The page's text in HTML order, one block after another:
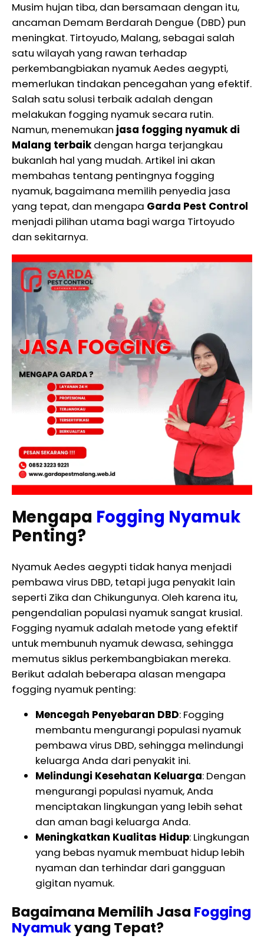
Musim hujan tiba, dan bersamaan dengan itu,
ancaman Demam Berdarah Dengue (DBD) pun
meningkat. Tirtoyudo, Malang, sebagai salah
satu wilayah yang rawan terhadap
perkembangbiakan nyamuk Aedes aegypti,
memerlukan tindakan pencegahan yang efektif.
Salah satu solusi terbaik adalah dengan
melakukan fogging nyamuk secara rutin.
Namun, menemukan jasa fogging nyamuk di
Malang terbaik dengan harga terjangkau
bukanlah hal yang mudah. Artikel ini akan
membahas tentang pentingnya fogging
nyamuk, bagaimana memilih penyedia jasa
yang tepat, dan mengapa Garda Pest Control
menjadi pilihan utama bagi warga Tirtoyudo
dan sekitarnya.
Mengapa Fogging Nyamuk
Penting?
Nyamuk Aedes aegypti tidak hanya menjadi
pembawa virus DBD, tetapi juga penyakit lain
seperti Zika dan Chikungunya. Oleh karena itu,
pengendalian populasi nyamuk sangat krusial.
Fogging nyamuk adalah metode yang efektif
untuk membunuh nyamuk dewasa, sehingga
memutus siklus perkembangbiakan mereka.
Berikut adalah beberapa alasan mengapa
fogging nyamuk penting:
Mencegah Penyebaran DBD: Fogging
membantu mengurangi populasi nyamuk
pembawa virus DBD, sehingga melindungi
keluarga Anda dari penyakit ini.
Melindungi Kesehatan Keluarga: Dengan
mengurangi populasi nyamuk, Anda
menciptakan lingkungan yang lebih sehat
dan aman bagi keluarga Anda.
Meningkatkan Kualitas Hidup: Lingkungan
yang bebas nyamuk membuat hidup lebih
nyaman dan terhindar dari gangguan
gigitan nyamuk.
Bagaimana Memilih Jasa Fogging
Nyamukyang Tepat?